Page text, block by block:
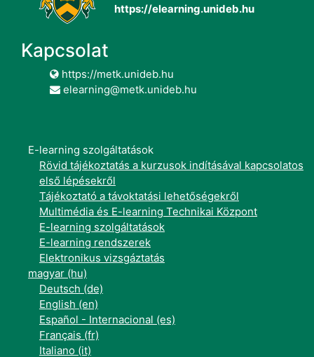
https://elearning.unideb.hu
Kapcsolat
https://metk.unideb.hu
elearning@metk.unideb.hu
E-learning szolgáltatások
Rövid tájékoztatás a kurzusok indításával kapcsolatos
első lépésekről
Tájékoztató a távoktatási lehetőségekről
Multimédia és E-learning Technikai Központ
E-learning szolgáltatások
E-learning rendszerek
Elektronikus vizsgáztatás
magyar ‎(hu)‎
Deutsch ‎(de)‎
English ‎(en)‎
Español - Internacional ‎(es)‎
Français ‎(fr)‎
Italiano ‎(it)‎